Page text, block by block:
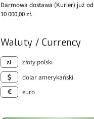
Darmowa dostawa (Kurier) już od
10 000,00 zł.
Waluty / Currency
złoty polski
dolar amerykański
euro